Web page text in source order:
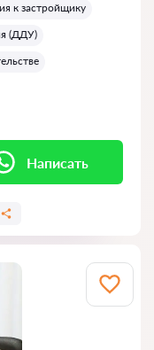
к застройщику
(ДДУ)
Написать